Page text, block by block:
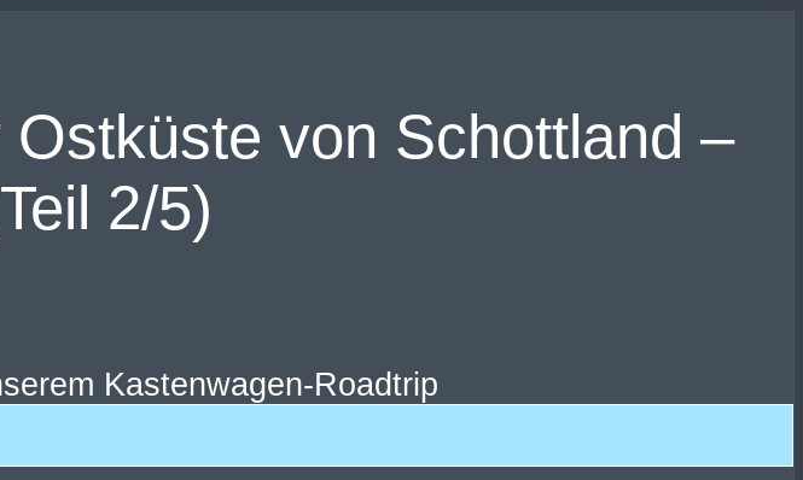
von Schottland –
2/5)